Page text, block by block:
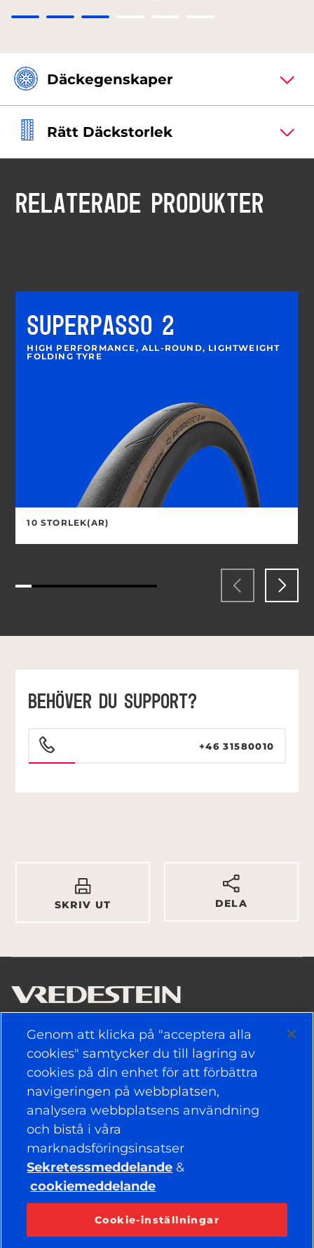
Däckegenskaper
Rätt Däckstorlek
RELATERADE PRODUKTER
SUPERPASSO 2
HIGH PERFORMANCE, ALL-ROUND, LIGHTWEIGHT
FOLDING TYRE
10 STORLEK(AR)
BEHÖVER DU SUPPORT?
+46 31580010
SKRIV UT DELA
ANVÄNDBARA LÄNKAR
DÄCK
POLITIK
FÖRETAG
HÅLL DIG UPPDATERAD
YouTube
Genom att klicka på "acceptera alla
cookies" samtycker du till lagring av
cookies på din enhet för att förbättra
navigeringen på webbplatsen,
analysera webbplatsens användning
och bistå i våra
marknadsföringsinsatser
Sekretessmeddelande &
cookiemeddelande
Cookie-inställningar